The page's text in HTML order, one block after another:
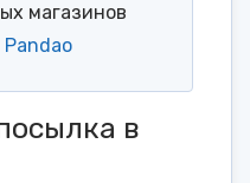
магазинов
Pandao
в